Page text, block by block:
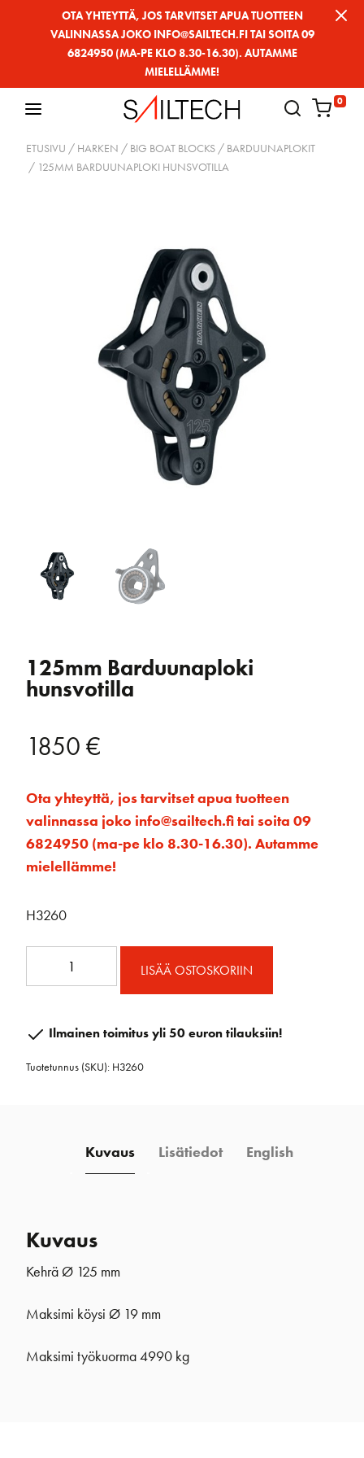
OTA YHTEYTTÄ, JOS TARVITSET APUA TUOTTEEN
VALINNASSA JOKO INFO@SAILTECH.FI TAI SOITA 09
6824950 (MA-PE KLO 8.30-16.30). AUTAMME
MIELELLÄMME!
0
ETUSIVU / HARKEN / BIG BOAT BLOCKS / BARDUUNAPLOKIT
/ 125MM BARDUUNAPLOKI HUNSVOTILLA
125mm Barduunaploki
hunsvotilla
1850€
Ota yhteyttä, jos tarvitset apua tuotteen
valinnassa joko info@sailtech.fi tai soita 09
6824950 (ma-pe klo 8.30-16.30). Autamme
mielellämme!
H3260
määrä
LISÄÄ OSTOSKORIIN
Ilmainen toimitus yli 50 euron tilauksiin!
Tuotetunnus (SKU): H3260
Kuvaus Lisätiedot English
Kuvaus
Kehrä Ø 125 mm
Maksimi köysi Ø 19 mm
Maksimi työkuorma 4990 kg